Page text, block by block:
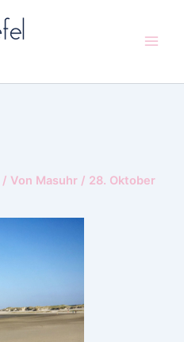
/ Von Masuhr / 28. Oktober